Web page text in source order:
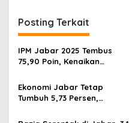
Posting Terkait
IPM Jabar 2025 Tembus
75,90 Poin, Kenaikan
Dorong Masuk 10 Besar
Nasional
Ekonomi Jabar Tetap
Tumbuh 5,73 Persen,
Penopang